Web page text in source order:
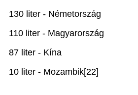
130 liter - Németország
110 liter - Magyarország
87 liter - Kína
10 liter - Mozambik[22]